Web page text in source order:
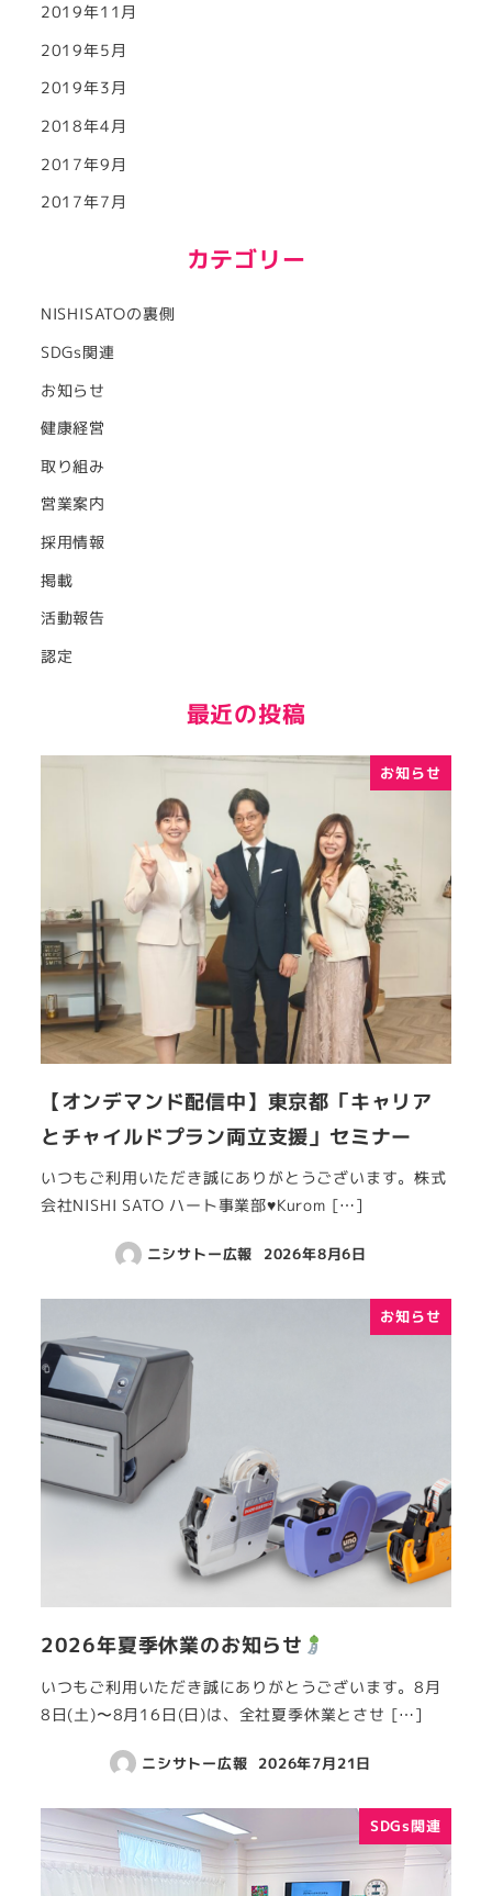
2019年11月
2019年5月
2019年3月
2018年4月
2017年9月
2017年7月
カテゴリー
NISHISATOの裏側
SDGs関連
お知らせ
健康経営
取り組み
営業案内
採用情報
掲載
活動報告
認定
最近の投稿
お知らせ
【オンデマンド配信中】東京都「キャリア
とチャイルドプラン両立支援」セミナー
いつもご利用いただき誠にありがとうございます。株式
会社NISHI SATO ハート事業部♥Kurom […]
ニシサトー広報 2026年8月6日
お知らせ
2026年夏季休業のお知らせ
いつもご利用いただき誠にありがとうございます。8月
8日(土)〜8月16日(日)は、全社夏季休業とさせ […]
ニシサトー広報 2026年7月21日
SDGs関連